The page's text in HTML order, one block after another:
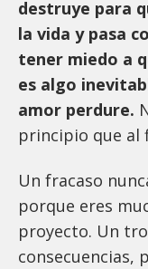
destruye para
la vida y pasa
tener miedo a
es algo
amor perdure.
principio que al
Un fracaso
porque eres
proyecto. Un
consecuencias,